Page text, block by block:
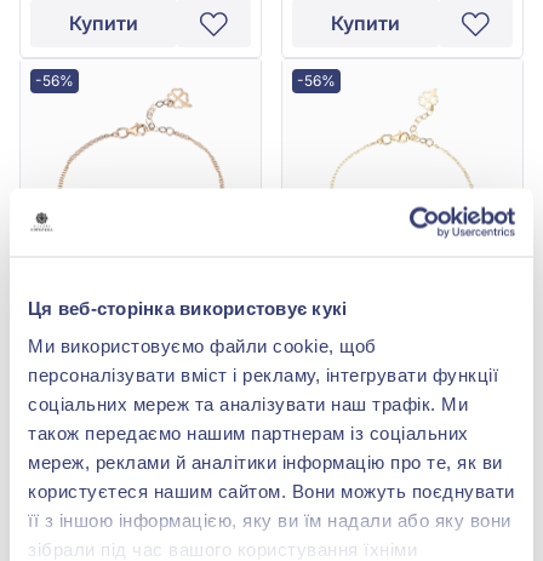
Ця веб-сторінка використовує кукі
Ми використовуємо файли cookie, щоб
персоналізувати вміст і рекламу, інтегрувати функції
соціальних мереж та аналізувати наш трафік. Ми
також передаємо нашим партнерам із соціальних
мереж, реклами й аналітики інформацію про те, як ви
користуєтеся нашим сайтом. Вони можуть поєднувати
її з іншою інформацією, яку ви їм надали або яку вони
зібрали під час вашого користування їхніми
Купити Купити
-56%
червоного золота 585° з
перламутром, арт.
2020010
45 816,00 грн
20 159,04 грн
(арт. 2020010)
Купити
-56%
жовтого золота 585° з
перламутром, арт.
2020010ж
41 168,00 грн
18 113,92 грн
(арт. 2020010ж)
Купити